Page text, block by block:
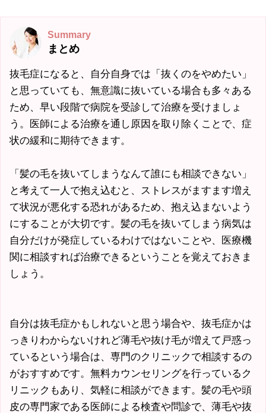
Summary
まとめ
抜毛症になると、自分自身では「抜くのをやめたい」
と思っていても、無意識に抜いている場合も多々ある
ため、早い段階で病院を受診して治療を受けましょ
う。医師による治療を通し原因を取り除くことで、症
状の緩和に期待できます。
「髪の毛を抜いてしまうなんて誰にも相談できない」
と考えて一人で抱え込むと、ストレスがますます増え
て状況が悪化する恐れがあるため、抱え込まないよう
にすることが大切です。髪の毛を抜いてしまう病気は
自分だけが発症しているわけではないことや、医療機
関に相談すれば治療できるということを覚えておきま
しょう。
自分は抜毛症かもしれないと思う場合や、抜毛症かは
っきりわからないけれど薄毛や抜け毛が増えて戸惑っ
ているという場合は、専門のクリニックで相談するの
がおすすめです。無料カウンセリングを行っているク
リニックもあり、気軽に相談ができます。髪の毛や頭
皮の専門家である医師による検査や問診で、薄毛や抜